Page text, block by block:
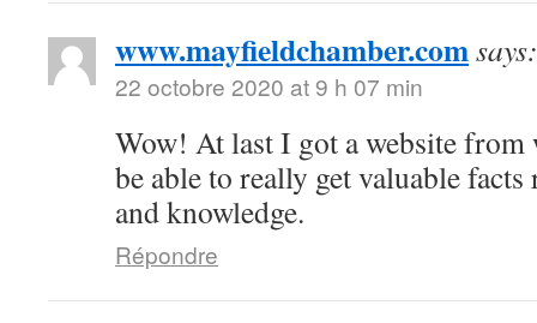
www.mayfieldchamber.comsays:
22 octobre 2020 at 9 h 07 min
Wow! At last I got a website from
be able to really get valuable
and knowledge.
Répondre